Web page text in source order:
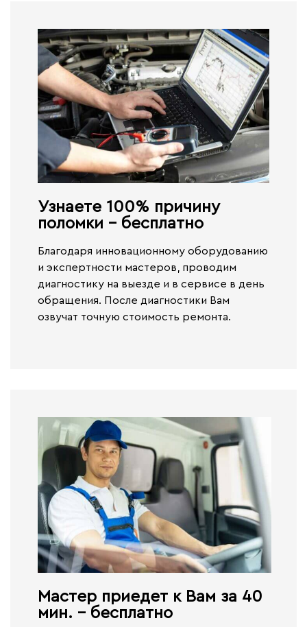
Узнаете 100% причину
поломки - бесплатно​
Благодаря инновационному оборудованию
и экспертности мастеров, проводим
диагностику на выезде и в сервисе в день
обращения. После диагностики Вам
озвучат точную стоимость ремонта.
Мастер приедет к Вам за 40
мин. - бесплатно​